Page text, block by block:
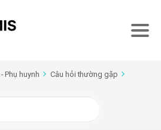
Phụ huynh
Câu hỏi thường gặp